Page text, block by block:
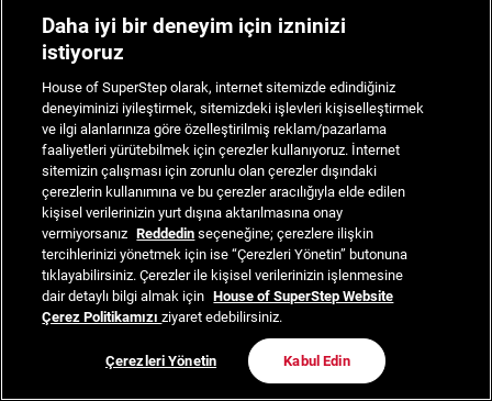
Daha iyi bir deneyim için izninizi
istiyoruz
House of SuperStep olarak, internet sitemizde edindiğiniz
deneyiminizi iyileştirmek, sitemizdeki işlevleri kişiselleştirmek
ve ilgi alanlarınıza göre özelleştirilmiş reklam/pazarlama
faaliyetleri yürütebilmek için çerezler kullanıyoruz. İnternet
sitemizin çalışması için zorunlu olan çerezler dışındaki
çerezlerin kullanımına ve bu çerezler aracılığıyla elde edilen
kişisel verilerinizin yurt dışına aktarılmasına onay
vermiyorsanız Reddedin seçeneğine; çerezlere ilişkin
tercihlerinizi yönetmek için ise “Çerezleri Yönetin” butonuna
tıklayabilirsiniz. Çerezler ile kişisel verilerinizin işlenmesine
dair detaylı bilgi almak için House of SuperStep Website
Çerez Politikamızıziyaret edebilirsiniz.
Çerezleri Yönetin Kabul Edin